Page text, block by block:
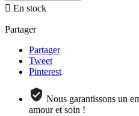
 En stock
Partager
Partager
Tweet
Pinterest
Nous garantissons un
amour et soin !